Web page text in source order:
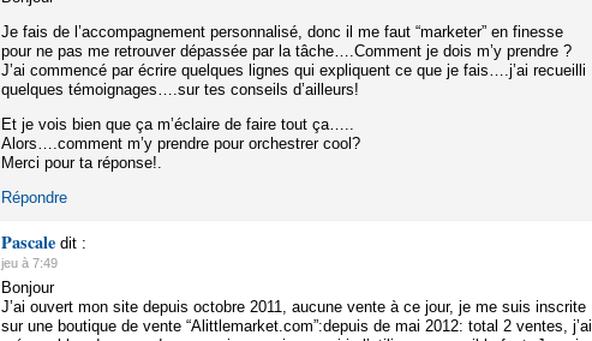
Je fais de l’accompagnement personnalisé, donc il me faut “marketer” en finesse
pour ne pas me retrouver dépassée par la tâche….Comment je dois m’y prendre ?
J’ai commencé par écrire quelques lignes qui expliquent ce que je fais….j’ai recueilli
quelques témoignages….sur tes conseils d’ailleurs!
Et je vois bien que ça m’éclaire de faire tout ça…..
Alors….comment m’y prendre pour orchestrer cool?
Merci pour ta réponse!.
Répondre
Pascale dit :
jeu à 7:49
Bonjour
J’ai ouvert mon site depuis octobre 2011, aucune vente à ce jour, je me suis inscrite
sur une boutique de vente “Alittlemarket.com”:depuis de mai 2012: total 2 ventes, j’ai